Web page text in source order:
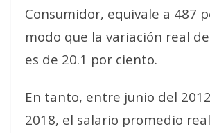
Consumidor, equivale a 487
modo que la variación real
es de 20.1 por ciento.
En tanto, entre junio del
2018, el salario promedio